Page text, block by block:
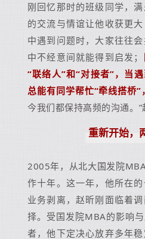
刚回忆那时的班级同学，
的交流与情谊让他收获更
中遇到问题时，大家往往
中不经意间就能得到启发；
“联络人”和“对接者”，当
总能有同学帮忙“牵线搭桥
今我们都保持高频的沟通。”
重新开始，
2005年，从北大国发院
作十年。这一年，他所在
业务剥离，赵昕刚面临着
择。受国发院MBA的影响
者，他下定决心放弃多年稳